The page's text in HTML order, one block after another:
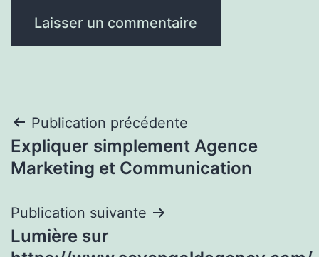
Navigation
de
Publication précédente
Expliquer simplement Agence
Marketing et Communication
Publication suivante
Lumière sur